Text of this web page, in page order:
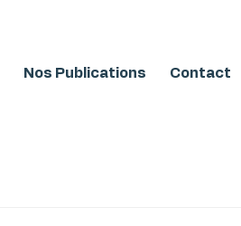
Nos Publications Contact